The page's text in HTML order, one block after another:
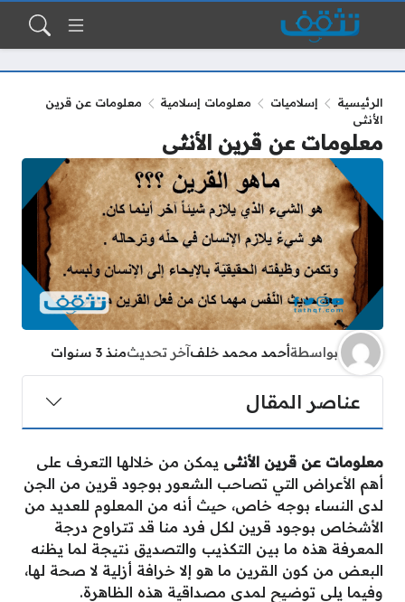
الرئيسية إسلاميات معلومات إسلامية
معلومات عن قرين
الأنثى
معلومات عن قرين الأنثى
بواسطةأحمد محمد خلفآخر تحديثمنذ 3 سنوات
عناصر المقال
معلومات عن قرين الأنثى يمكن من خلالها التعرف على
أهم الأعراض التي تصاحب الشعور بوجود قرين من الجن
لدى النساء بوجه خاص، حيث أنه من المعلوم للعديد من
الأشخاص بوجود قرين لكل فرد منا قد تتراوح درجة
المعرفة هذه ما بين التكذيب والتصديق نتيجة لما يظنه
البعض من كون القرين ما هو إلا خرافة أزلية لا صحة لها،
وفيما يلي توضيح لمدى مصداقية هذه الظاهرة.